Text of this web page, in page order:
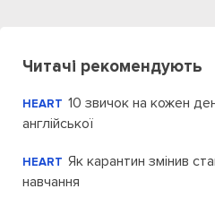
Читачі рекомендують
HEART 10 звичок на кожен
англійської
HEART Як карантин змінив
навчання